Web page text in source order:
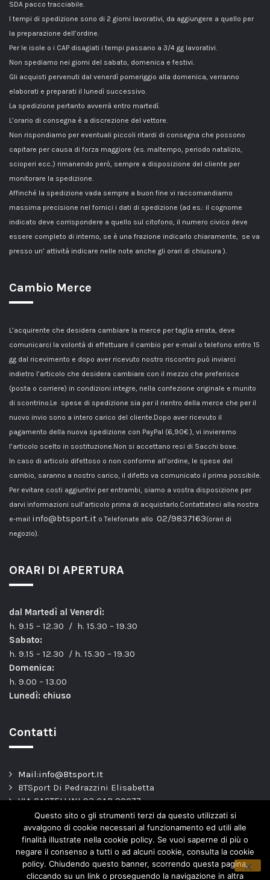
SDA pacco tracciabile.
I tempi di spedizione sono di 2 giorni lavorativi, da aggiungere a quello per
la preparazione dell’ordine.
Per le isole o i CAP disagiati i tempi passano a 3/4 gg lavorativi.
Non spediamo nei giorni del sabato, domenica e festivi.
Gli acquisti pervenuti dal venerdì pomeriggio alla domenica, verranno
elaborati e preparati il lunedì successivo.
La spedizione pertanto avverrà entro martedì.
L’orario di consegna è a discrezione del vettore.
Non rispondiamo per eventuali piccoli ritardi di consegna che possono
capitare per causa di forza maggiore (es. maltempo, periodo natalizio,
scioperi ecc..) rimanendo però, sempre a disposizione del cliente per
monitorare la spedizione.
Affinché la spedizione vada sempre a buon fine vi raccomandiamo
massima precisione nel fornici i dati di spedizione (ad es.: il cognome
indicato deve corrispondere a quello sul citofono, il numero civico deve
essere completo di interno, se è una frazione indicarlo chiaramente, se va
presso un’ attività indicare nelle note anche gli orari di chiusura ).
Cambio Merce
L’acquirente che desidera cambiare la merce per taglia errata, deve
comunicarci la volontà di effettuare il cambio per e-mail o telefono entro 15
gg dal ricevimento e dopo aver ricevuto nostro riscontro può inviarci
indietro l’articolo che desidera cambiare con il mezzo che preferisce
(posta o corriere) in condizioni integre, nella confezione originale e munito
di scontrino.Le spese di spedizione sia per il rientro della merce che per il
nuovo invio sono a intero carico del cliente.Dopo aver ricevuto il
pagamento della nuova spedizione con PayPal (6,90€ ), vi invieremo
l’articolo scelto in sostituzione.Non si accettano resi di Sacchi boxe.
In caso di articolo difettoso o non conforme all’ordine, le spese del
cambio, saranno a nostro carico, il difetto va comunicato il prima possibile.
Per evitare costi aggiuntivi per entrambi, siamo a vostra disposizione per
darvi informazioni sull’articolo prima di acquistarlo.Contattateci alla nostra
e-mail info@btsport.it o Telefonate allo 02/9837163(orari di
negozio).
ORARI DI APERTURA
dal Martedì al Venerdì:
h. 9.15 – 12.30 / h. 15.30 – 19.30
Sabato:
h. 9.15 – 12.30 / h. 15.30 – 19.30
Domenica:
h. 9.00 – 13.00
Lunedì: chiuso
Contatti
Mail:info@Btsport.It
BTSport Di Pedrazzini Elisabetta
VIA CASTELLINI 93 CAP 20077
Melegnano – MI –
TEL: 02.9837163
P.Iva. 04443820966
Questo sito o gli strumenti terzi da questo utilizzati si
avvalgono di cookie necessari al funzionamento ed utili alle
finalità illustrate nella cookie policy. Se vuoi saperne di più o
negare il consenso a tutti o ad alcuni cookie, consulta la cookie
policy. Chiudendo questo banner, scorrendo questa pagina,
cliccando su un link o proseguendo la navigazione in altra